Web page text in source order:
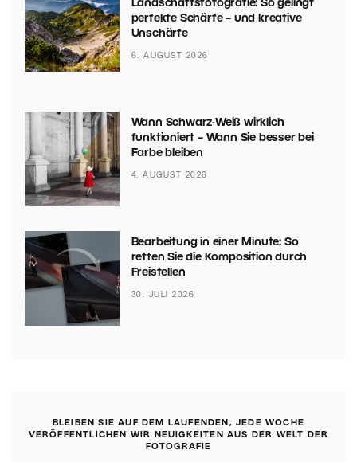
Landschaftsfotografie: So gelingt
perfekte Schärfe – und kreative
Unschärfe
6. AUGUST 2026
Wann Schwarz-Weiß wirklich
funktioniert – Wann Sie besser bei
Farbe bleiben
4. AUGUST 2026
Bearbeitung in einer Minute: So
retten Sie die Komposition durch
Freistellen
30. JULI 2026
BLEIBEN SIE AUF DEM LAUFENDEN, JEDE WOCHE
VERÖFFENTLICHEN WIR NEUIGKEITEN AUS DER WELT DER
FOTOGRAFIE